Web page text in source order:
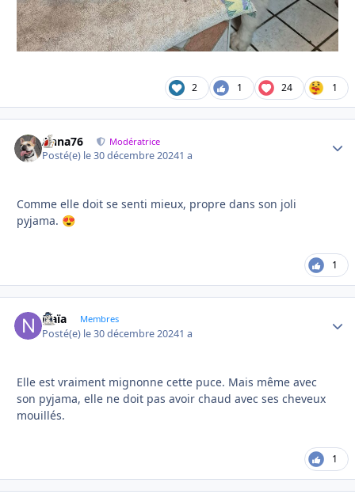
2 1 24 1
Anna76 Modératrice
Posté(e) le 30 décembre 20241 a
Comme elle doit se senti mieux, propre dans son joli
pyjama. 😍
1
Naïa Membres
Posté(e) le 30 décembre 20241 a
Elle est vraiment mignonne cette puce. Mais même avec
son pyjama, elle ne doit pas avoir chaud avec ses cheveux
mouillés.
1